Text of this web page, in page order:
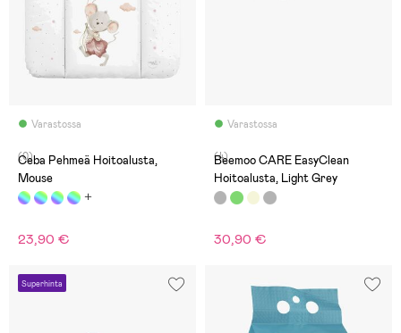
Varastossa
(0)
Ceba Pehmeä Hoitoalusta,
Mouse
23,90 €
Varastossa
(4)
Beemoo CARE EasyClean
Hoitoalusta, Light Grey
30,90 €
Superhinta